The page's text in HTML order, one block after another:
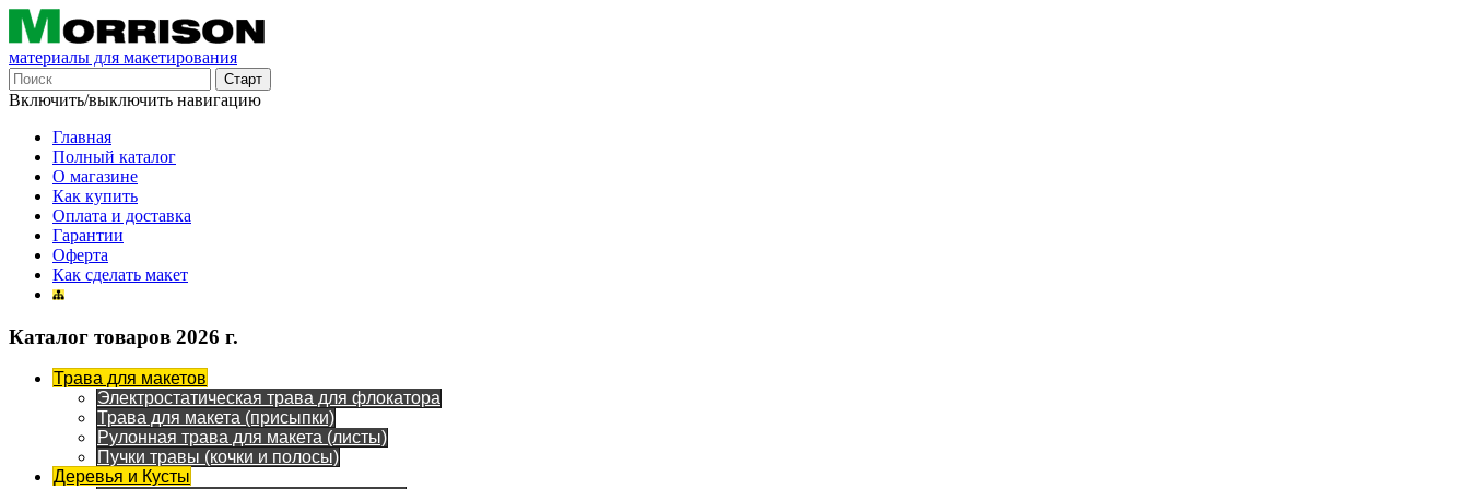
материалы для макетирования
Включить/выключить навигацию
Главная
Полный каталог
О магазине
Как купить
Оплата и доставка
Гарантии
Оферта
Как сделать макет
Каталог товаров 2026 г.
Трава для макетов
Электростатическая трава для флокатора
Трава для макета (присыпки)
Рулонная трава для макета (листы)
Пучки травы (кочки и полосы)
Деревья и Кусты